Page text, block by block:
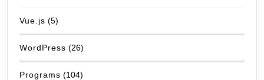
Vue.js (5)
WordPress (26)
Programs (104)